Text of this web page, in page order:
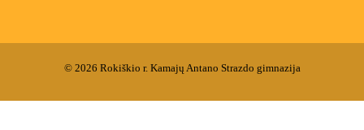
© 2026 Rokiškio r. Kamajų Antano Strazdo gimnazija